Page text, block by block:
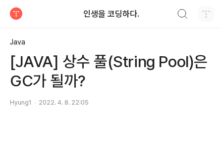
인생을 코딩하다.
Java
[JAVA] 상수 풀(String Pool)은
GC가 될까?
Hyung1 2022. 4. 8. 22:05